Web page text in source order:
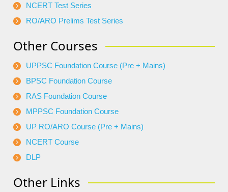
NCERT Test Series
RO/ARO Prelims Test Series
Other Courses
UPPSC Foundation Course (Pre + Mains)
BPSC Foundation Course
RAS Foundation Course
MPPSC Foundation Course
UP RO/ARO Course (Pre + Mains)
NCERT Course
DLP
Other Links